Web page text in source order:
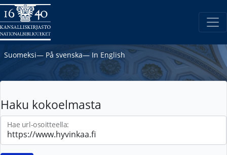
Suomeksi― På svenska― In English
Haku kokoelmasta
Hae url-osoitteella: